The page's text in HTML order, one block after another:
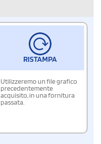
RISTAMPA
Utilizzeremo un file grafico
precedentemente
acquisito, in una fornitura
passata.